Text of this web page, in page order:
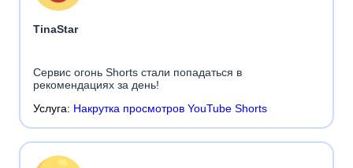
TinaStar
Сервис огонь Shorts стали попадаться в
рекомендациях за день!
Услуга: Накрутка просмотров YouTube Shorts